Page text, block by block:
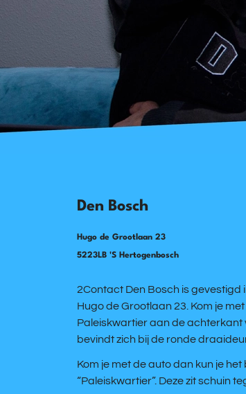
Den Bosch
Hugo de Grootlaan 23
5223LB 'S Hertogenbosch
2Contact Den Bosch is
Hugo de Grootlaan 23. Kom je
Paleiskwartier aan de achterkant
bevindt zich bij de ronde
Kom je met de auto dan kun je
“Paleiskwartier”. Deze zit schuin